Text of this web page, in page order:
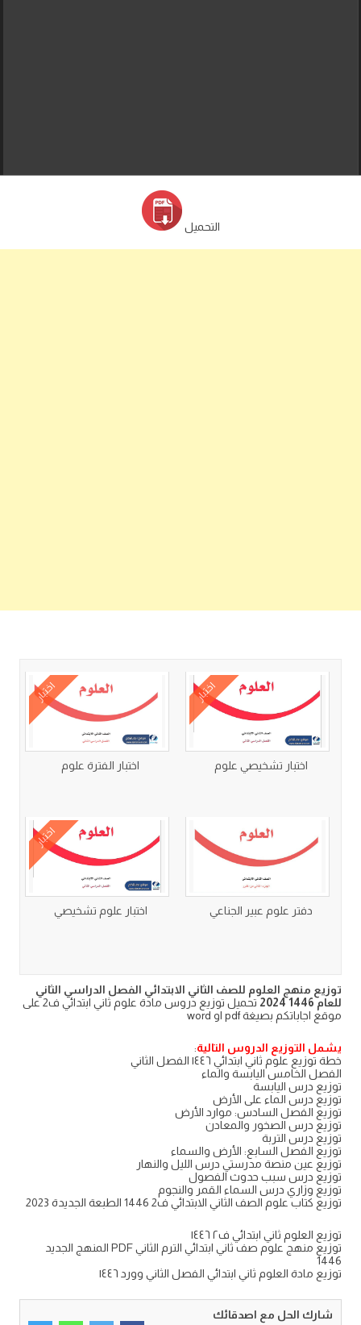
التحميل
اختبار
اختبار تشخيصي علوم
اختبار
اختبار الفترة علوم
دفتر علوم عبير الجناعي
اختبار
اختبار علوم تشخيصي
توزيع منهج العلوم للصف الثاني الابتدائي الفصل الدراسي الثاني
للعام 1446 2024
تحميل توزيع دروس مادة علوم ثاني ابتدائي ف2 على
موقع اجاباتكم بصيغة pdf او word
يشمل التوزيع الدروس التالية:
خطة توزيع علوم ثاني ابتدائي ١٤٤٦ الفصل الثاني
الفصل الخامس اليابسة والماء
توزيع درس اليابسة
توزيع درس الماء على الأرض
توزيع الفصل السادس: موارد الأرض
توزيع درس الصخور والمعادن
توزيع درس التربة
توزيع الفصل السابع: الأرض والسماء
توزيع عين منصة مدرستي درس الليل والنهار
توزيع درس سبب حدوث الفصول
توزيع وزاري درس السماء القمر والنجوم
توزيع كتاب علوم الصف الثاني الابتدائي ف2 1446 الطبعة الجديدة 2023
توزيع العلوم ثاني ابتدائي ف٢ ١٤٤٦
توزيع منهج علوم صف ثاني ابتدائي الترم الثاني PDF المنهج الجديد
1446
توزيع مادة العلوم ثاني ابتدائي الفصل الثاني وورد ١٤٤٦
شارك الحل مع اصدقائك